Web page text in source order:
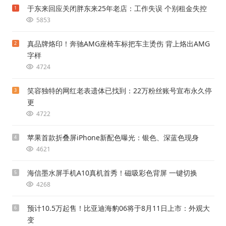
1 于东来回应关闭胖东来25年老店：工作失误 个别租金失控
5853
2
真品牌烙印！奔驰AMG座椅车标把车主烫伤 背上烙出AMG
字样
4724
3
笑容独特的网红老表遗体已找到：22万粉丝账号宣布永久停
更
4722
4 苹果首款折叠屏iPhone新配色曝光：银色、深蓝色现身
4621
5 海信墨水屏手机A10真机首秀！磁吸彩色背屏 一键切换
4268
6
预计10.5万起售！比亚迪海豹06将于8月11日上市：外观大
变